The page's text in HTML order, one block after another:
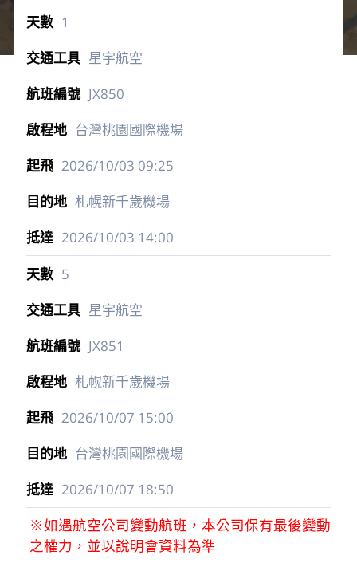
1
星宇航空
JX850
台灣桃園國際機場
2026/10/03 09:25
札幌新千歲機場
2026/10/03 14:00
5
星宇航空
JX851
札幌新千歲機場
2026/10/07 15:00
台灣桃園國際機場
2026/10/07 18:50
※如遇航空公司變動航班，本公司保有最後變動
之權力，並以說明會資料為準